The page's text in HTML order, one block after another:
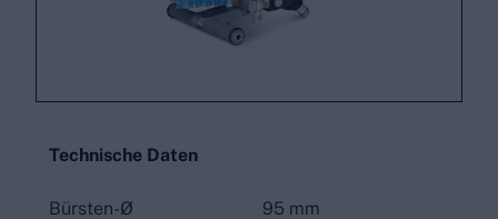
Technische Daten
Bürsten-Ø 95 mm